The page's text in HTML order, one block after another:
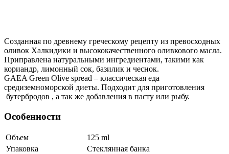
Созданная по древнему греческому рецепту из превосходных
оливок Халкидики и высококачественного оливкового масла.
Приправлена натуральными ингредиентами, такими как
кориандр, лимонный сок, базилик и чеснок.
GAEA Green Olive spread – классическая еда
средиземноморской диеты. Подходит для приготовления
бутербродов , а так же добавления в пасту или рыбу.
Особенности
Объем 125 ml
Упаковка
Стеклянная банка